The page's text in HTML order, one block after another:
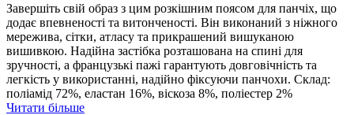
Завершіть свій образ з цим розкішним поясом для панчіх, що
додає впевненості та витонченості. Він виконаний з ніжного
мережива, сітки, атласу та прикрашений вишуканою
вишивкою. Надійна застібка розташована на спині для
зручності, а французькі пажі гарантують довговічність та
легкість у використанні, надійно фіксуючи панчохи. Склад:
поліамід 72%, еластан 16%, віскоза 8%, поліестер 2%
Читати більше